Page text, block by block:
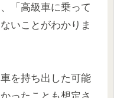
「高級車に乗って
いことがわかりま
を持ち出した可能